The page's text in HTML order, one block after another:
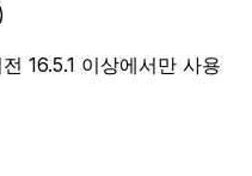
16.5.1 이상에서만 사용